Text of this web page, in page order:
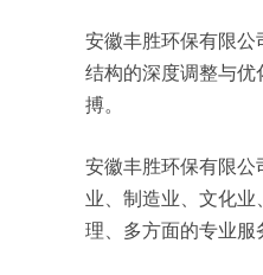
安徽丰胜环保有限公
结构的深度调整与优
搏。
安徽丰胜环保有限公
业、制造业、文化
理、多方面的专业服